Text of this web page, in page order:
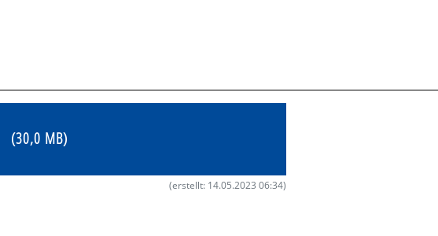
(30,0 MB)
(erstellt: 14.05.2023 06:34)